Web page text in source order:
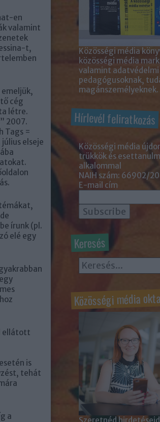
en
valamint
t,
cég
létre.
2007.
Tags =
elseje
írunk (pl.
elé egy
ellátott
is
tehát
a
Közösségi média
közösségi média
valamint adatvédelmi
pedagógusoknak,
magánszemélyeknek.
Hírlevél feliratkozás
Közösségi média
trükkök és
alkalommal
NAIH szám: 66902/
E-mail cím
Keresés
Közösségi média
Szeretnéd